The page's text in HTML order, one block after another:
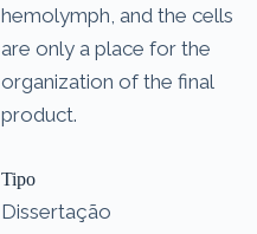
hemolymph, and the cells
are only a place for the
organization of the final
product.
Tipo
Dissertação